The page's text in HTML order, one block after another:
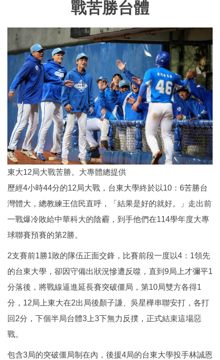
戰苦勝台體
東大12局大戰苦勝。大專體總提供
歷經4小時44分的12局大戰，台東大學終於以10：6苦勝台
灣體大，總教練王信民直呼，「結果是好的就好。」走出前
一戰爆冷敗給中華科大的陰霾，到手他們在114學年度大專
球聯賽預賽的第2勝。
2支賽前1勝1敗的隊伍正面交鋒，比賽前段一度以4：1領先
的台東大學，卻因守備出狀況慘遭反噬，直到9局上才彌平1
分落後，將戰線逼進延長賽突破僵局，第10局雙方各得1
分，12局上東大在2出局後顏子謙、吳星樺串聯安打，各打
回2分，下個半局台體3上3下無力反撲，正式結束這場惡
戰。
包含3局的突破僵局制在內，後援4局的台東大學投手林誠恩